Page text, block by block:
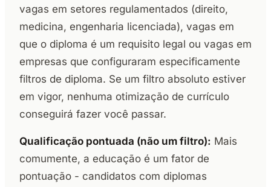
vagas em setores regulamentados (direito,
medicina, engenharia licenciada), vagas em
que o diploma é um requisito legal ou vagas em
empresas que configuraram especificamente
filtros de diploma. Se um filtro absoluto estiver
em vigor, nenhuma otimização de currículo
conseguirá fazer você passar.
Qualificação pontuada (não um filtro): Mais
comumente, a educação é um fator de
pontuação - candidatos com diplomas